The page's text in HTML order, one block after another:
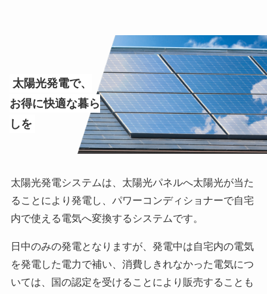
太陽光発電で、
お得に快適な暮ら
しを
太陽光発電システムは、太陽光パネルへ太陽光が当た
ることにより発電し、パワーコンディショナーで自宅
内で使える電気へ変換するシステムです。
日中のみの発電となりますが、発電中は自宅内の電気
を発電した電力で補い、消費しきれなかった電気につ
いては、国の認定を受けることにより販売することも